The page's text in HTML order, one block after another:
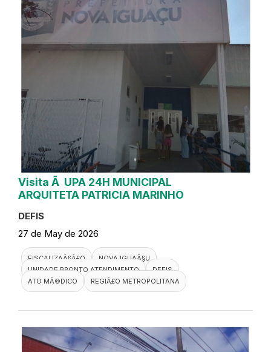
Visita Ã UPA 24H MUNICIPAL
ARQUITETA PATRICIA MARINHO
DEFIS
27 de May de 2026
FISCALIZAÃ§Ã£O
NOVA IGUAÃ§U
UNIDADE PRONTO ATENDIMENTO
DEFIS
ATO MÃ©DICO
REGIÃ£O METROPOLITANA